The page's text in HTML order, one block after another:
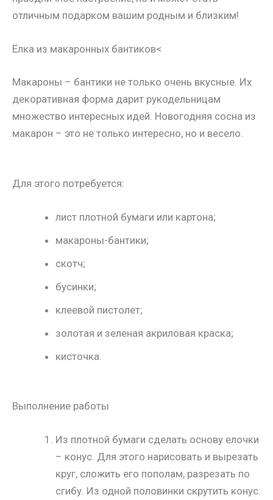
отличным подарком вашим родным и близким!
Ёлка из макаронных бантиков<
Макароны – бантики не только очень вкусные. Их
декоративная форма дарит рукодельницам
множество интересных идей. Новогодняя сосна из
макарон – это не только интересно, но и весело.
Для этого потребуется:
лист плотной бумаги или картона;
макароны-бантики;
скотч;
бусинки;
клеевой пистолет;
золотая и зеленая акриловая краска;
кисточка.
Выполнение работы
Из плотной бумаги сделать основу елочки
– конус. Для этого нарисовать и вырезать
круг, сложить его пополам, разрезать по
сгибу. Из одной половинки скрутить конус.